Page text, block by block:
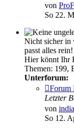
von
So 22.
Nicht sicher in
passt alles
Hier könnt Ihr
Themen: 199,
Unterforum:
Forum
Letzter
von
So 12.